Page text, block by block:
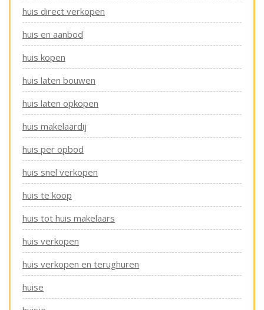
huis direct verkopen
huis en aanbod
huis kopen
huis laten bouwen
huis laten opkopen
huis makelaardij
huis per opbod
huis snel verkopen
huis te koop
huis tot huis makelaars
huis verkopen
huis verkopen en terughuren
huise